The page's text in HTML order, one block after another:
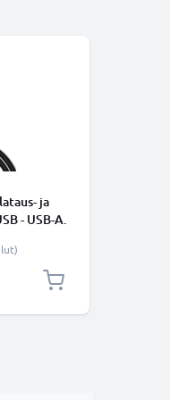
ja
- USB-A.